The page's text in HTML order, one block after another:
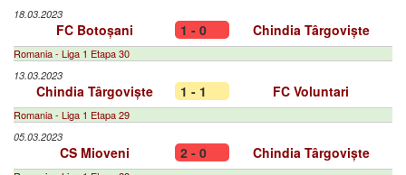
18.03.2023
FC Botoșani 1 - 0 Chindia Târgoviște
Romania - Liga 1 Etapa 30
13.03.2023
Chindia Târgoviște 1 - 1 FC Voluntari
Romania - Liga 1 Etapa 29
05.03.2023
CS Mioveni 2 - 0 Chindia Târgoviște